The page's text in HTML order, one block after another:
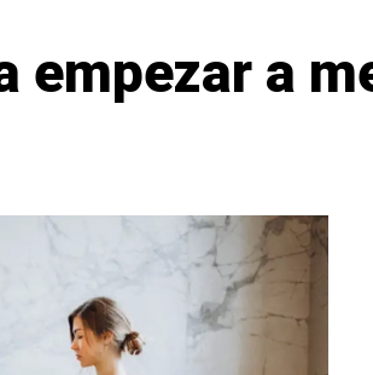
empezar a